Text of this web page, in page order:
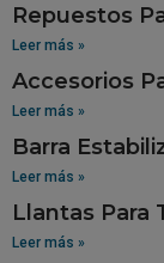
Repuestos
Leer más »
Accesorios
Leer más »
Barra
Leer más »
Llantas Para
Leer más »